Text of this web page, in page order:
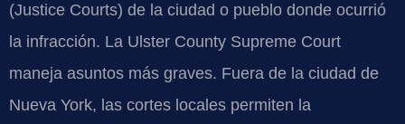
(Justice Courts) de la ciudad o pueblo donde ocurrió
la infracción. La Ulster County Supreme Court
maneja asuntos más graves. Fuera de la ciudad de
Nueva York, las cortes locales permiten la